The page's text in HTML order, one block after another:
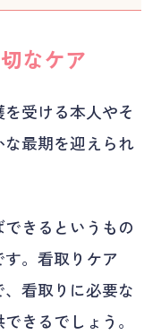
なケア
受ける本人やそ
最期を迎えられ
きるというもの
。看取りケア
看取りに必要な
きるでしょう。